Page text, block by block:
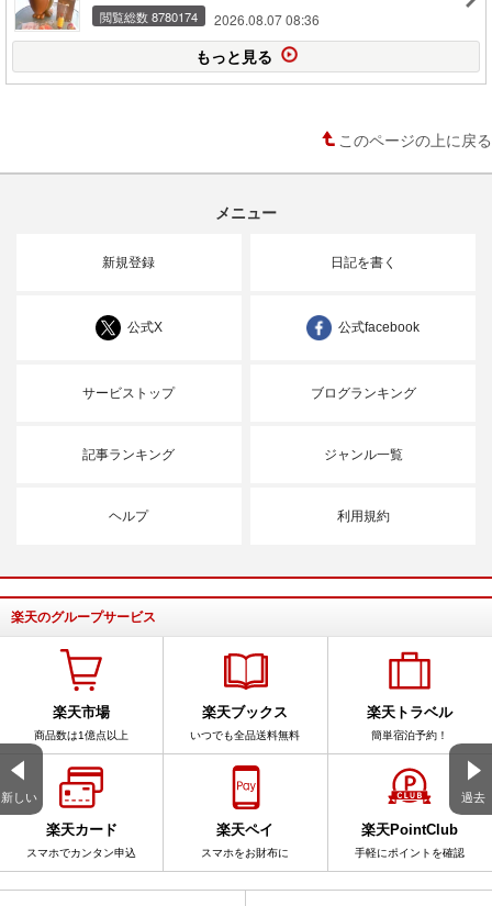
新しい 過去
閲覧総数 8780174 2026.08.07 08:36
もっと見る
このページの上に戻る
メニュー
新規登録 日記を書く
公式X 公式facebook
サービストップ ブログランキング
記事ランキング ジャンル一覧
ヘルプ 利用規約
楽天のグループサービス
楽天市場
商品数は1億点以上
楽天ブックス
いつでも全品送料無料
楽天トラベル
簡単宿泊予約！
楽天カード
スマホでカンタン申込
楽天ペイ
スマホをお財布に
楽天PointClub
手軽にポイントを確認